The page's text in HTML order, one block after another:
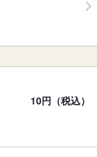
10円（税込）